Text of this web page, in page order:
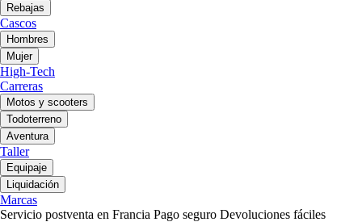
Rebajas
Cascos
Hombres
Mujer
High-Tech
Carreras
Motos y scooters
Todoterreno
Aventura
Taller
Equipaje
Liquidación
Marcas
Servicio postventa en Francia Pago seguro Devoluciones fáciles